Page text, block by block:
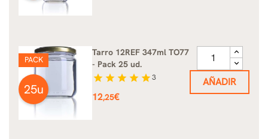
Tarro 12REF 347ml TO77
- Pack 25 ud.
star star star star star3
Precio
12,25€
PACK
25u AÑADIR